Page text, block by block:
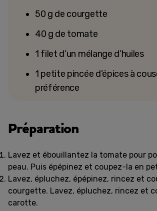
50 g de courgette
40 g de tomate
1 filet d’un mélange d’huiles
1 petite pincée d’épices à
préférence
Préparation
Lavez et ébouillantez la tomate pour
peau. Puis épépinez et coupez-la en
Lavez, épluchez, épépinez, rincez et
courgette. Lavez, épluchez, rincez et
carotte.